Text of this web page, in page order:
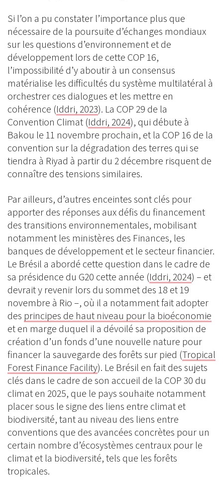
Si l’on a pu constater l’importance plus que
nécessaire de la poursuite d’échanges mondiaux
sur les questions d’environnement et de
développement lors de cette COP 16,
l’impossibilité d’y aboutir à un consensus
matérialise les difficultés du système multilatéral à
orchestrer ces dialogues et les mettre en
cohérence (Iddri, 2023). La COP 29 de la
Convention Climat (Iddri, 2024), qui débute à
Bakou le 11 novembre prochain, et la COP 16 de la
convention sur la dégradation des terres qui se
tiendra à Riyad à partir du 2 décembre risquent de
connaître des tensions similaires.
Par ailleurs, d’autres enceintes sont clés pour
apporter des réponses aux défis du financement
des transitions environnementales, mobilisant
notamment les ministères des Finances, les
banques de développement et le secteur financier.
Le Brésil a abordé cette question dans le cadre de
sa présidence du G20 cette année (Iddri, 2024) – et
devrait y revenir lors du sommet des 18 et 19
novembre à Rio –, où il a notamment fait adopter
des principes de haut niveau pour la bioéconomie
et en marge duquel il a dévoilé sa proposition de
création d’un fonds d’une nouvelle nature pour
financer la sauvegarde des forêts sur pied (Tropical
Forest Finance Facility). Le Brésil en fait des sujets
clés dans le cadre de son accueil de la COP 30 du
climat en 2025, que le pays souhaite notamment
placer sous le signe des liens entre climat et
biodiversité, tant au niveau des liens entre
conventions que des avancées concrètes pour un
certain nombre d’écosystèmes centraux pour le
climat et la biodiversité, tels que les forêts
tropicales.